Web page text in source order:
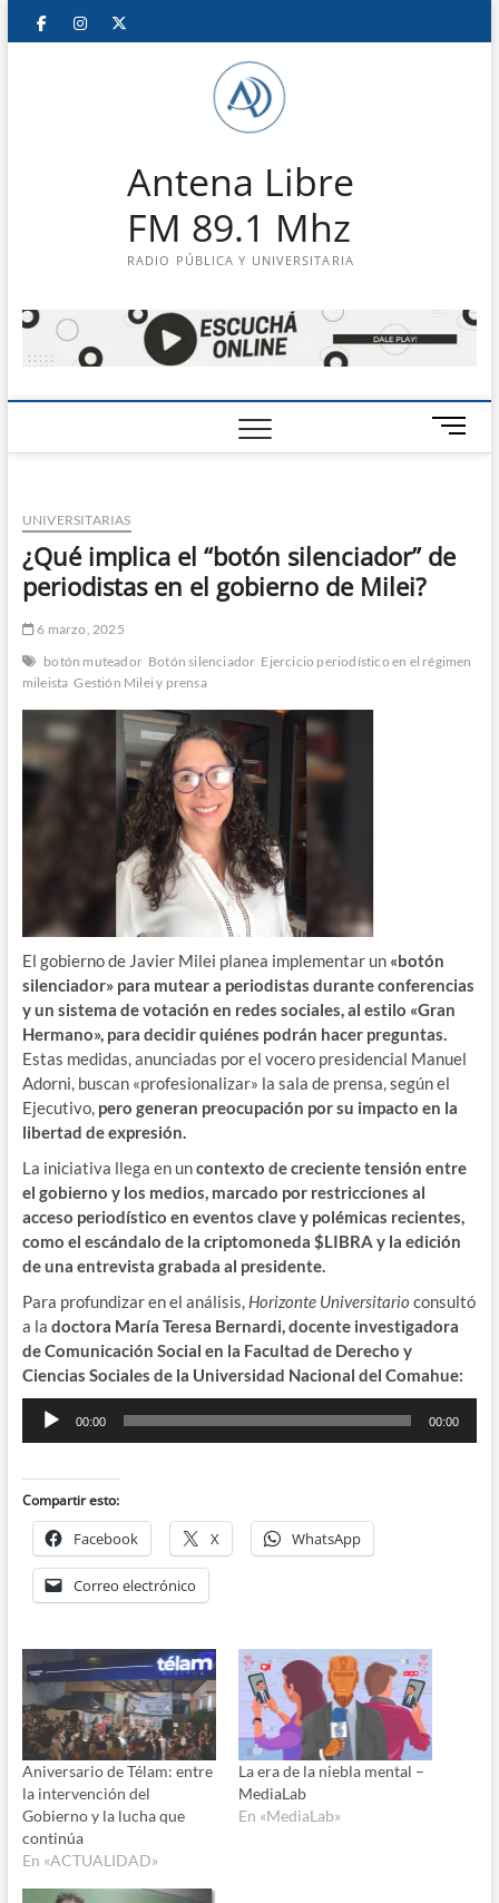
Saltar
FacebookInstagram
Antena Libre
FM 89.1 Mhz
RADIO PÚBLICA Y UNIVERSITARIA
B
o
d
e
ú
UNIVERSITARIAS
¿Qué implica el “botón silenciador” de
periodistas en el gobierno de Milei?
6 marzo, 2025
botón muteador Botón silenciador Ejercicio periodístico en el régimen
mileista Gestión Milei y prensa
El gobierno de Javier Milei planea implementar un«botón
silenciador» para mutear a periodistas durante conferencias
y un sistema de votación en redes sociales, al estilo «Gran
Hermano», para decidir quiénes podrán hacer preguntas.
Estas medidas, anunciadas por el vocero presidencial Manuel
Adorni, buscan «profesionalizar» la sala de prensa, según el
Ejecutivo, pero generan preocupación por su impacto en la
libertad de expresión.
La iniciativa llega en uncontexto de creciente tensión entre
el gobierno y los medios, marcado por restricciones al
acceso periodístico en eventos clave y polémicas recientes,
como el escándalo de la criptomoneda $LIBRA y la edición
de una entrevista grabada al presidente.
Para profundizar en el análisis, Horizonte Universitario consultó
a la doctora María Teresa Bernardi, docente investigadora
de Comunicación Social en la Facultad de Derecho y
Ciencias Sociales de la Universidad Nacional del Comahue:
Reproductor
00:00 00:00
Compartir esto:
Facebook X WhatsApp
Correo electrónico
Aniversario de Télam: entre
la intervención del
Gobierno y la lucha que
continúa
En «ACTUALIDAD»
La era de la niebla mental –
MediaLab
En «MediaLab»